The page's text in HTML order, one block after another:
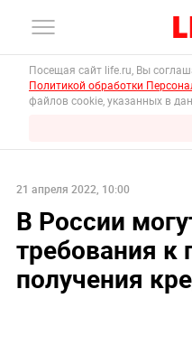
Посещая сайт life.ru, Вы
Политикой обработки
файлов cookie, указанных в
21 апреля 2022, 10:00
В России
требования
получения